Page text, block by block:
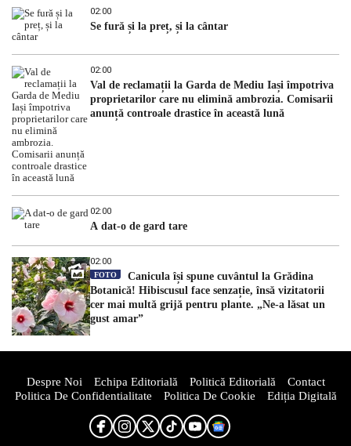
02:00
Se fură și la preț, și la cântar
02:00
Val de reclamații la Garda de Mediu Iași împotriva
proprietarilor care nu elimină ambrozia. Comisarii
anunță controale drastice în această lună
02:00
A dat-o de gard tare
02:00
FOTO
Canicula își spune cuvântul la Grădina
Botanică! Hibiscusul face senzație, însă vizitatorii
cer mai multă grijă pentru plante. „Ne-a lăsat un
gust amar”
Despre Noi Echipa Editorială Politică Editorială
Contact
Politica De Confidentialitate
Politica De Cookie Ediția Digitală